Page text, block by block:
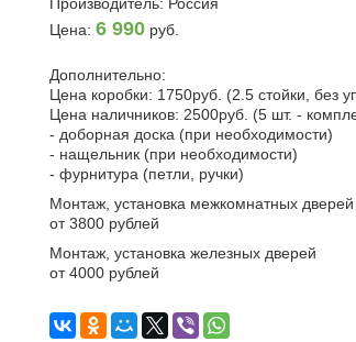
Цена: 6 990 руб.
Дополнительно:
Цена коробки: 1750руб. (2.5 стойки, без
Цена наличников: 2500руб. (5 шт. -
- доборная доска (при необходимости)
- нащельник (при необходимости)
- фурнитура (петли, ручки)
Монтаж, установка межкомнатных дверей
от 3800 рублей
Монтаж, установка железных дверей
от 4000 рублей